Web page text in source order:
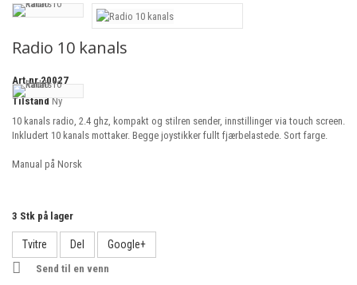
Radio 10 kanals
Art.nr 20027
Tilstand Ny
10 kanals radio, 2.4 ghz, kompakt og stilren sender, innstillinger via touch screen.
Inkludert 10 kanals mottaker. Begge joystikker fullt fjærbelastede. Sort farge.
Manual på Norsk
3 Stk på lager
Tvitre Del Google+
Send til en venn